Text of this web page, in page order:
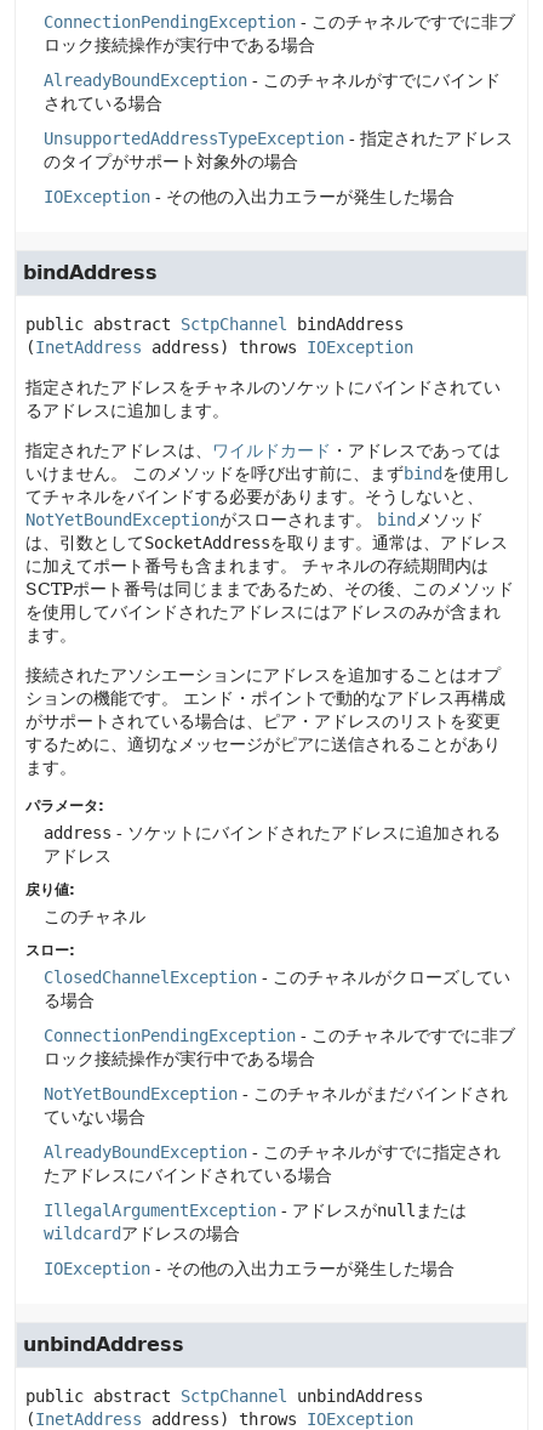
ConnectionPendingException - このチャネルですでに非ブ
ロック接続操作が実行中である場合
AlreadyBoundException - このチャネルがすでにバインド
されている場合
UnsupportedAddressTypeException - 指定されたアドレス
のタイプがサポート対象外の場合
IOException - その他の入出力エラーが発生した場合
bindAddress
public abstract SctpChannel
bindAddress
(InetAddress address) throws IOException
指定されたアドレスをチャネルのソケットにバインドされてい
るアドレスに追加します。
指定されたアドレスは、 ワイルドカード ・アドレスであっては
いけません。
このメソッドを呼び出す前に、まずbindを使用し
てチャネルをバインドする必要があります。そうしないと、
NotYetBoundExceptionがスローされます。 bind メソッド
は、引数としてSocketAddressを取ります。通常は、アドレス
に加えてポート番号も含まれます。
チャネルの存続期間内は
SCTPポート番号は同じままであるため、その後、このメソッド
を使用してバインドされたアドレスにはアドレスのみが含まれ
ます。
接続されたアソシエーションにアドレスを追加することはオプ
ションの機能です。
エンド・ポイントで動的なアドレス再構成
がサポートされている場合は、ピア・アドレスのリストを変更
するために、適切なメッセージがピアに送信されることがあり
ます。
パラメータ:
address - ソケットにバインドされたアドレスに追加される
アドレス
戻り値:
このチャネル
スロー:
ClosedChannelException - このチャネルがクローズしてい
る場合
ConnectionPendingException - このチャネルですでに非ブ
ロック接続操作が実行中である場合
NotYetBoundException - このチャネルがまだバインドされ
ていない場合
AlreadyBoundException - このチャネルがすでに指定され
たアドレスにバインドされている場合
IllegalArgumentException - アドレスがnull または
wildcardアドレスの場合
IOException - その他の入出力エラーが発生した場合
unbindAddress
public abstract SctpChannel
unbindAddress
(InetAddress address) throws IOException